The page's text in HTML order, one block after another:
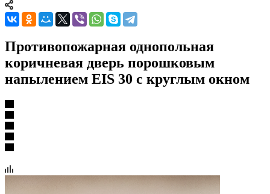
Противопожарная однопольная
коричневая дверь порошковым
напылением EIS 30 с круглым окном